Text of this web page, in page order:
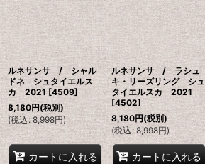
ルネサンサ / シャル
ドネ シュタイエルス
カ 2021 [4509]
8,180円(税別)
(税込: 8,998円)
カートに入れる
ルネサンサ / ラシュ
キ・リーズリング シュ
タイエルスカ 2021
[4502]
8,180円(税別)
(税込 : 8,998円)
カートに入れる